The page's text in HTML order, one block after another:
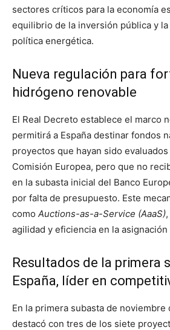
sectores críticos para la economía
equilibrio de la inversión pública y
política energética.
Nueva regulación para
hidrógeno renovable
El Real Decreto establece el marco
permitirá a España destinar fondos
proyectos que hayan sido
Comisión Europea, pero que no
en la subasta inicial del Banco
por falta de presupuesto. Este
como Auctions-as-a-Service (AaaS)
agilidad y eficiencia en la
Resultados de la primera
España, líder en
En la primera subasta de noviembre
destacó con tres de los siete